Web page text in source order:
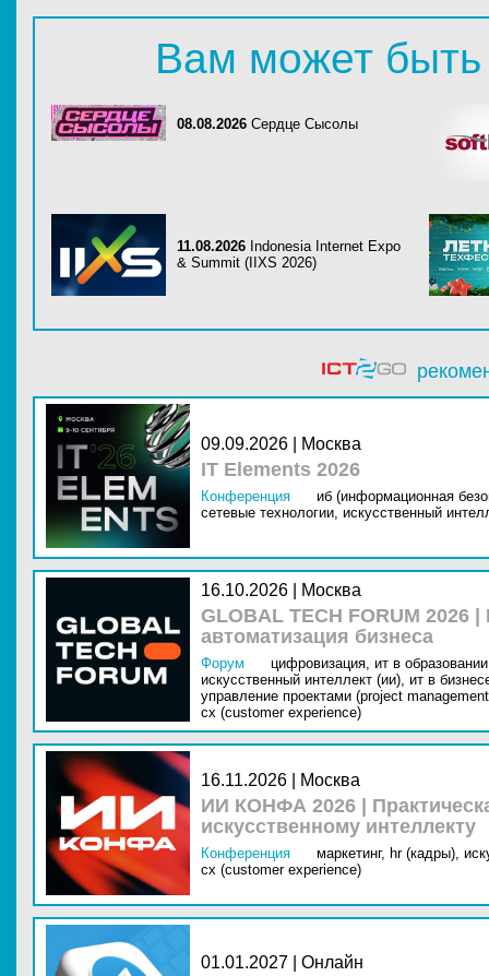
Вам может быть
08.08.2026 Сердце Сысолы
11.08.2026 Indonesia Internet Expo
& Summit (IIXS 2026)
09.09.2026 | Москва
IT Elements 2026
Конференция
иб (информационная
сетевые технологии, искусственный
16.10.2026 | Москва
GLOBAL TECH FORUM
автоматизация бизнеса
Форум цифровизация, ит в
искусственный интеллект (ии), ит в
управление проектами (project
cx (customer experience)
16.11.2026 | Москва
ИИ КОНФА 2026 |
искусственному интеллекту
Конференция маркетинг, hr (кадры),
cx (customer experience)
01.01.2027 | Онлайн